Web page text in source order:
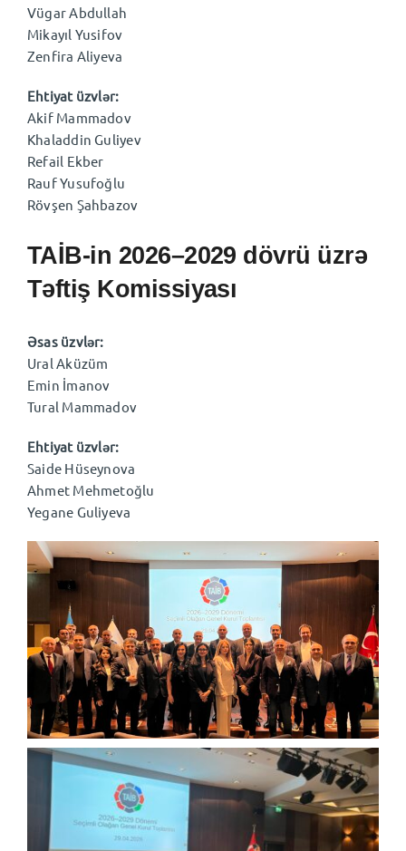
Vügar Abdullah
Mikayıl Yusifov
Zenfira Aliyeva
Ehtiyat üzvlər:
Akif Mammadov
Khaladdin Guliyev
Refail Ekber
Rauf Yusufoğlu
Rövşen Şahbazov
TAİB-in 2026–2029 dövrü üzrə
Təftiş Komissiyası
Əsas üzvlər:
Ural Aküzüm
Emin İmanov
Tural Mammadov
Ehtiyat üzvlər:
Saide Hüseynova
Ahmet Mehmetoğlu
Yegane Guliyeva